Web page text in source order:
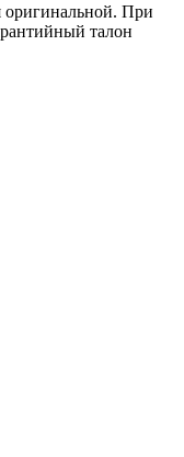
оригинальной. При
талон